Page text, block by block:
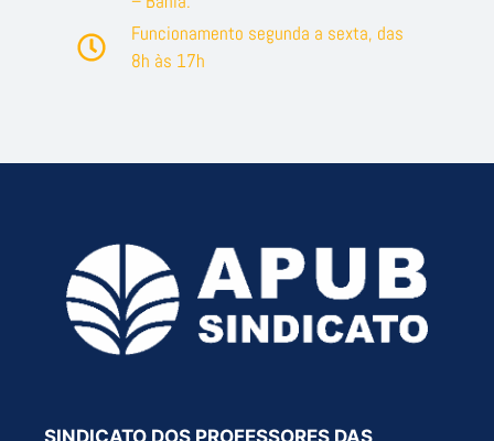
Funcionamento segunda a sexta, das
8h às 17h
SINDICATO DOS PROFESSORES DAS